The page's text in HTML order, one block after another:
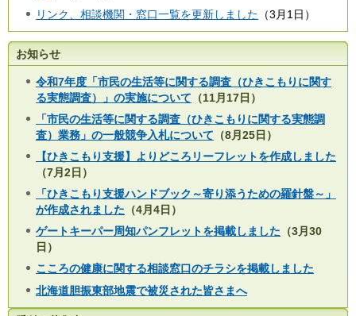
リンク、相談機関・窓口一覧を更新しました （3月1日）
お知らせ
令和7年度「市民の生活等に関する調査（ひきこもりに関す
る実態調査）」の実施について （11月17日）
「市民の生活等に関する調査（ひきこもりに関する実態調
査）業務」の一般競争入札について （8月25日）
【ひきこもり支援】よりどころリーフレットを作成しました
（7月2日）
「ひきこもり支援ハンドブック～寄り添うための羅針盤～」
が作成されました （4月4日）
ゲートキーパー周知パンフレットを掲載しました （3月30
日）
こころの健康に関する相談窓口のチラシを掲載しました
北海道胆振東部地震で被災された皆さまへ